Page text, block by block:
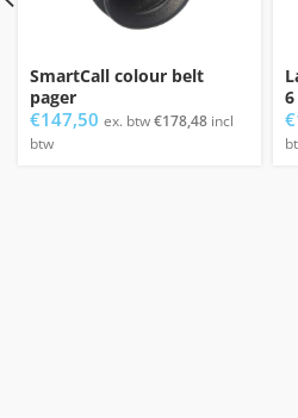
SmartCall colour belt
pager
€147,50 ex. btw€178,48 incl
btw
€